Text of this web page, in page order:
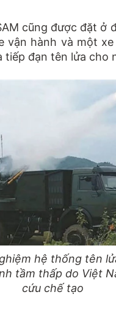
cũng được đặt ở
vận hành và một
tiếp đạn tên lửa cho
hệ thống tên
tầm thấp do Việt
cứu chế tạo